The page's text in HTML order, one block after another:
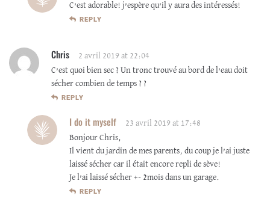
C’est adorable! j’espère qu’il y aura des intéressés!
REPLY
Chris
2 avril 2019 at 22:04
C’est quoi bien sec ? Un tronc trouvé au bord de l’eau doit
sécher combien de temps ? ?
REPLY
I do it myself
23 avril 2019 at 17:48
Bonjour Chris,
Il vient du jardin de mes parents, du coup je l’ai juste
laissé sécher car il était encore repli de sève!
Je l’ai laissé sécher +- 2mois dans un garage.
REPLY